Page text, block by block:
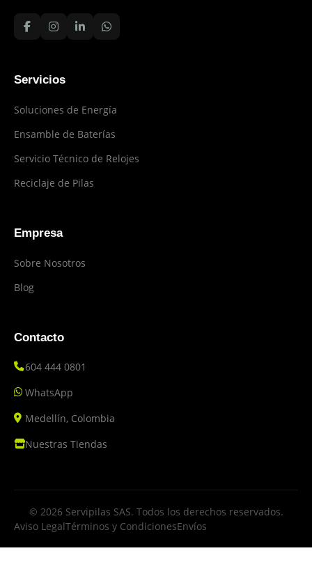
Servicios
Soluciones de Energía
Ensamble de Baterías
Servicio Técnico de Relojes
Reciclaje de Pilas
Empresa
Sobre Nosotros
Blog
Contacto
604 444 0801
WhatsApp
Medellín, Colombia
Nuestras Tiendas
© 2026 Servipilas SAS. Todos los derechos reservados.
Aviso LegalTérminos y CondicionesEnvíos